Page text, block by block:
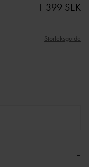
1 399 SEK
Storleksguide
–